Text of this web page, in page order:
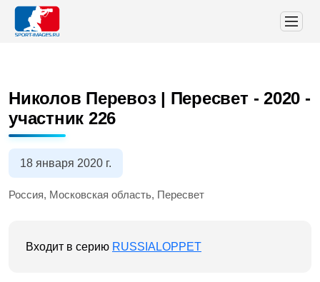
Николов Перевоз | Пересвет - 2020 -
участник 226
18 января 2020 г.
Россия, Московская область, Пересвет
Входит в серию RUSSIALOPPET